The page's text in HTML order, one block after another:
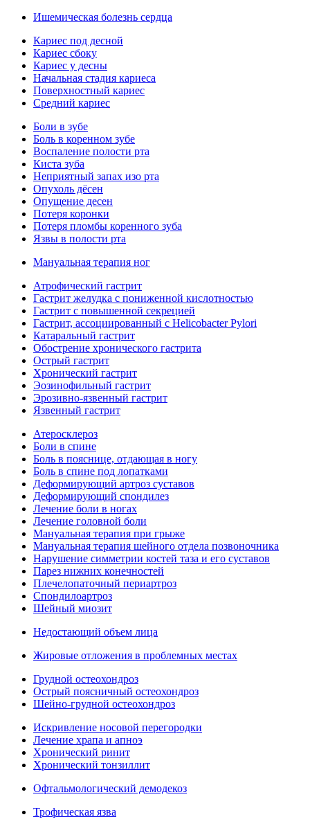
Ишемическая болезнь сердца
Кариес под десной
Кариес сбоку
Кариес у десны
Начальная стадия кариеса
Поверхностный кариес
Средний кариес
Боли в зубе
Боль в коренном зубе
Воспаление полости рта
Киста зуба
Неприятный запах изо рта
Опухоль дёсен
Опущение десен
Потеря коронки
Потеря пломбы коренного зуба
Язвы в полости рта
Мануальная терапия ног
Атрофический гастрит
Гастрит желудка с пониженной кислотностью
Гастрит с повышенной секрецией
Гастрит, ассоциированный с Helicobacter Pylori
Катаральный гастрит
Обострение хронического гастрита
Острый гастрит
Хронический гастрит
Эозинофильный гастрит
Эрозивно-язвенный гастрит
Язвенный гастрит
Атеросклероз
Боли в спине
Боль в пояснице, отдающая в ногу
Боль в спине под лопатками
Деформирующий артроз суставов
Деформирующий спондилез
Лечение боли в ногах
Лечение головной боли
Мануальная терапия при грыже
Мануальная терапия шейного отдела позвоночника
Нарушение симметрии костей таза и его суставов
Парез нижних конечностей
Плечелопаточный периартроз
Спондилоартроз
Шейный миозит
Недостающий объем лица
Жировые отложения в проблемных местах
Грудной остеохондроз
Острый поясничный остеохондроз
Шейно-грудной остеохондроз
Искривление носовой перегородки
Лечение храпа и апноэ
Хронический ринит
Хронический тонзиллит
Офтальмологический демодекоз
Трофическая язва